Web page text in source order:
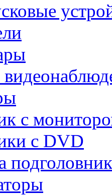
с
с DVD
подголовник